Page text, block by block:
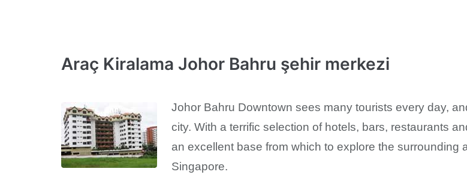
Araç Kiralama Johor Bahru şehir merkezi
Johor Bahru Downtown sees many tourists every day,
city. With a terrific selection of hotels, bars, restaurants
an excellent base from which to explore the surrounding
Singapore.